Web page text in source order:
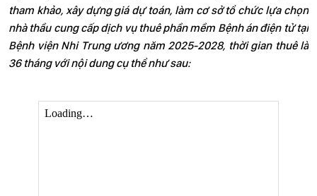
tham khảo, xây dựng giá dự toán, làm cơ sở tổ chức lựa chọn
nhà thầu cung cấp dịch vụ thuê phần mềm Bệnh án điện tử tại
Bệnh viện Nhi Trung ương năm 2025-2028, thời gian thuê là
36 tháng với nội dung cụ thể như sau: